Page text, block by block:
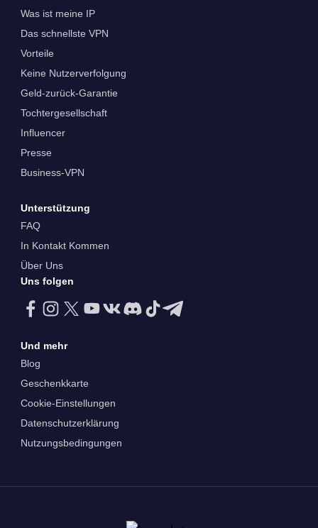
Was ist meine IP
Das schnellste VPN
Vorteile
Keine Nutzerverfolgung
Geld-zurück-Garantie
Tochtergesellschaft
Influencer
Presse
Business-VPN
Unterstützung
FAQ
In Kontakt Kommen
Über Uns
Uns folgen
Und mehr
Blog
Geschenkkarte
Cookie-Einstellungen
Datenschutzerklärung
Nutzungsbedingungen